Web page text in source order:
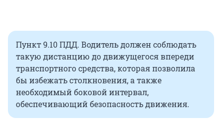
Пункт 9.10 ПДД. Водитель должен соблюдать
такую дистанцию до движущегося впереди
транспортного средства, которая позволила
бы избежать столкновения, а также
необходимый боковой интервал,
обеспечивающий безопасность движения.